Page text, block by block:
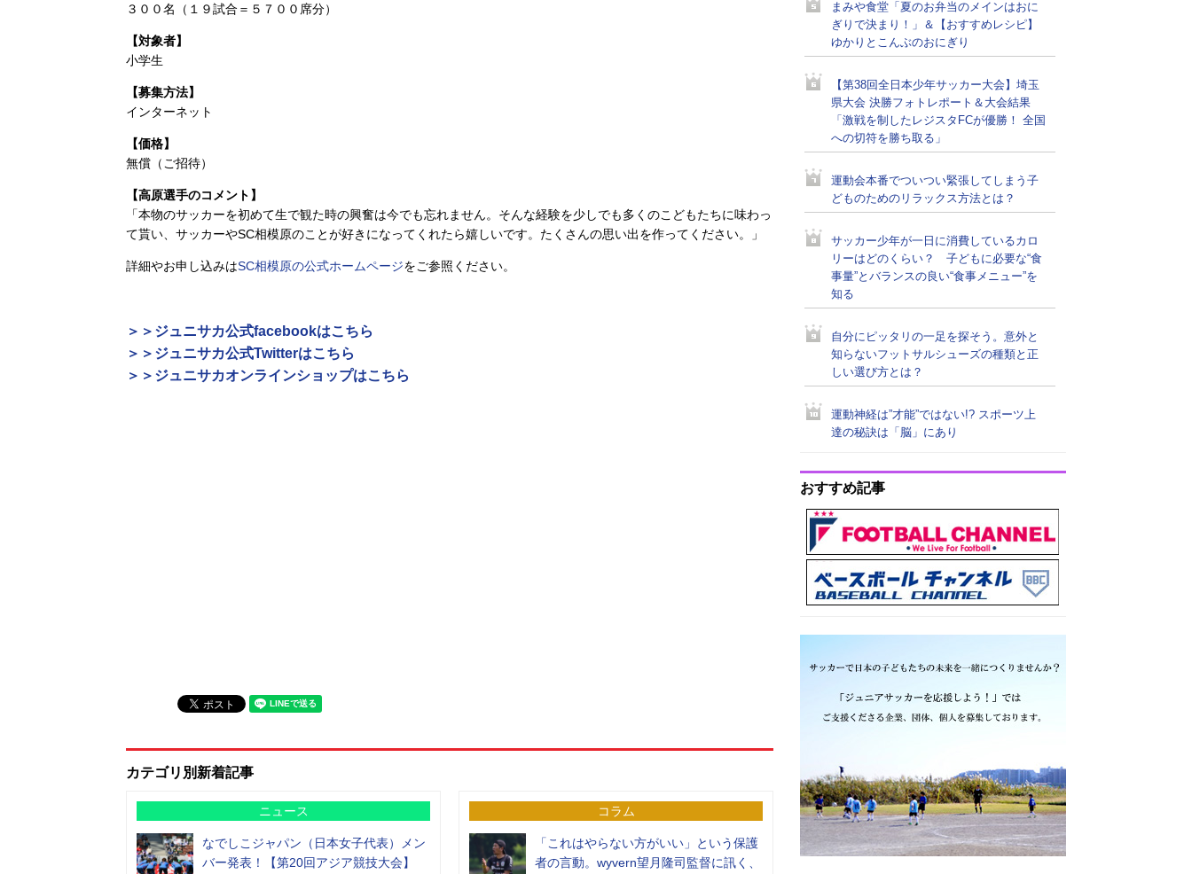
３００名（１９試合＝５７００席分）
【対象者】
小学生
【募集方法】
インターネット
【価格】
無償（ご招待）
【高原選手のコメント】
「本物のサッカーを初めて生で観た時の興奮は今でも忘れません。そんな経験を少しでも多くのこどもたちに味わっ
て貰い、サッカーやSC相模原のことが好きになってくれたら嬉しいです。たくさんの思い出を作ってください。」
詳細やお申し込みはSC相模原の公式ホームページをご参照ください。
＞＞ジュニサカ公式facebookはこちら
＞＞ジュニサカ公式Twitterはこちら
＞＞ジュニサカオンラインショップはこちら
カテゴリ別新着記事
ニュース
なでしこジャパン（日本女子代表）メン
バー発表！【第20回アジア競技大会】
コラム
「これはやらない方がいい」という保護
者の言動。wyvern望月隆司監督に訊く、
まみや食堂「夏のお弁当のメインはおに
ぎりで決まり！」＆【おすすめレシピ】
ゆかりとこんぶのおにぎり
【第38回全日本少年サッカー大会】埼玉
県大会 決勝フォトレポート＆大会結果
「激戦を制したレジスタFCが優勝！ 全国
への切符を勝ち取る」
運動会本番でついつい緊張してしまう子
どものためのリラックス方法とは？
サッカー少年が一日に消費しているカロ
リーはどのくらい？ 子どもに必要な“食
事量”とバランスの良い“食事メニュー”を
知る
自分にピッタリの一足を探そう。意外と
知らないフットサルシューズの種類と正
しい選び方とは？
運動神経は”才能”ではない!? スポーツ上
達の秘訣は「脳」にあり
おすすめ記事